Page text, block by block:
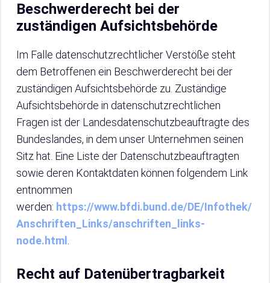
Beschwerderecht bei der
zuständigen Aufsichtsbehörde
Im Falle datenschutzrechtlicher Verstöße steht
dem Betroffenen ein Beschwerderecht bei der
zuständigen Aufsichtsbehörde zu. Zuständige
Aufsichtsbehörde in datenschutzrechtlichen
Fragen ist der Landesdatenschutzbeauftragte des
Bundeslandes, in dem unser Unternehmen seinen
Sitz hat. Eine Liste der Datenschutzbeauftragten
sowie deren Kontaktdaten können folgendem Link
entnommen
werden: https://www.bfdi.bund.de/DE/Infothek/
Anschriften_Links/anschriften_links-
node.html
Recht auf Datenübertragbarkeit